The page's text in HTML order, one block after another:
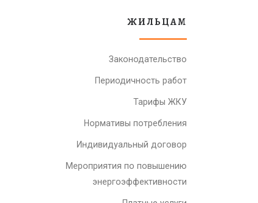
ЖИЛЬЦАМ
Законодательство
Периодичность работ
Тарифы ЖКУ
Нормативы потребления
Индивидуальный договор
Мероприятия по повышению
энергоэффективности